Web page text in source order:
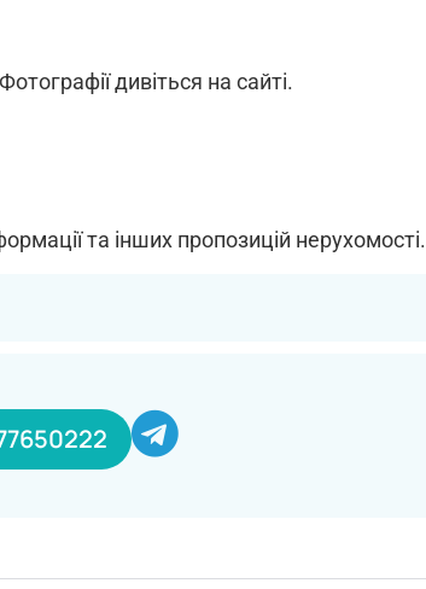
дивіться на сайті.
та інших пропозицій нерухомості.